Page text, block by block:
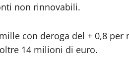
non rinnovabili.
con deroga del + 0,8
14 milioni di euro.